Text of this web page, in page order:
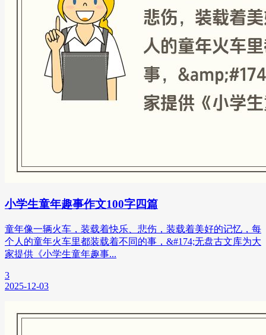
小学生童年趣事作文100字四篇
童年像一辆火车，装载着快乐、悲伤，装载着美好的记忆，每
个人的童年火车里都装载着不同的事，&#174;无盘古文库为大
家提供《小学生童年趣事...
3
2025-12-03